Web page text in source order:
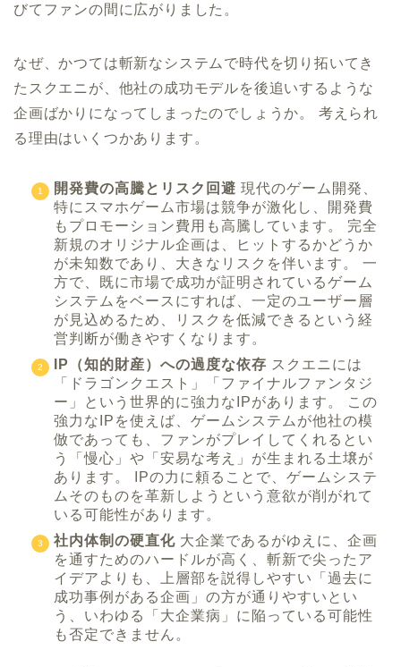
びてファンの間に広がりました。
なぜ、かつては斬新なシステムで時代を切り拓いてき
たスクエニが、他社の成功モデルを後追いするような
企画ばかりになってしまったのでしょうか。 考えられ
る理由はいくつかあります。
開発費の高騰とリスク回避 現代のゲーム開発、
特にスマホゲーム市場は競争が激化し、開発費
もプロモーション費用も高騰しています。 完全
新規のオリジナル企画は、ヒットするかどうか
が未知数であり、大きなリスクを伴います。 一
方で、既に市場で成功が証明されているゲーム
システムをベースにすれば、一定のユーザー層
が見込めるため、リスクを低減できるという経
営判断が働きやすくなります。
IP（知的財産）への過度な依存 スクエニには
「ドラゴンクエスト」「ファイナルファンタジ
ー」という世界的に強力なIPがあります。 この
強力なIPを使えば、ゲームシステムが他社の模
倣であっても、ファンがプレイしてくれるとい
う「慢心」や「安易な考え」が生まれる土壌が
あります。 IPの力に頼ることで、ゲームシステ
ムそのものを革新しようという意欲が削がれて
いる可能性があります。
社内体制の硬直化 大企業であるがゆえに、企画
を通すためのハードルが高く、斬新で尖ったア
イデアよりも、上層部を説得しやすい「過去に
成功事例がある企画」の方が通りやすいとい
う、いわゆる「大企業病」に陥っている可能性
も否定できません。